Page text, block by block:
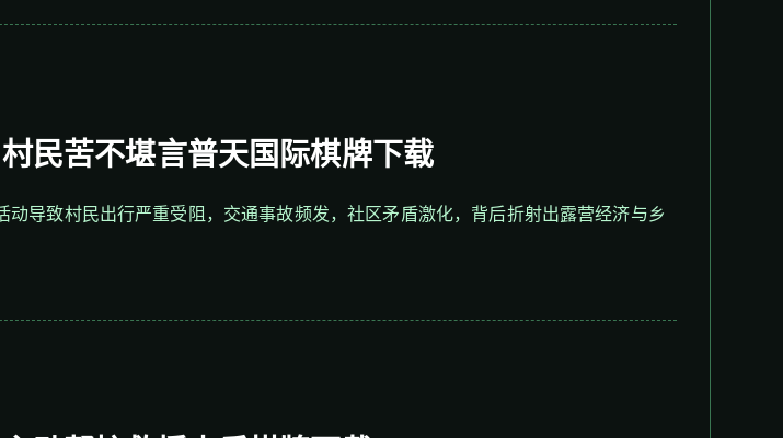
民苦不堪言普天国际棋牌下载
导致村民出行严重受阻，交通事故频发，社区矛盾激化，背后折射出露营经济与乡